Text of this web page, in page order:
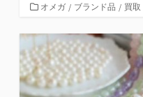
カ
ゴ
リ
ー
オメガ / ブランド品 / 買取